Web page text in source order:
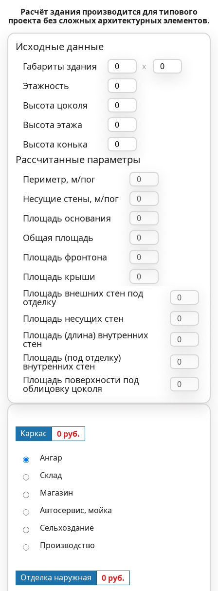
Расчёт здания производится для типового
проекта без сложных архитектурных элементов.
Исходные данные
Габариты здания x
Этажность
Высота цоколя
Высота этажа
Высота конька
Рассчитанные параметры
Периметр, м/пог
Несущие стены, м/пог
Площадь основания
Общая площадь
Площадь фронтона
Площадь крыши
Площадь внешних стен под
отделку
Площадь несущих стен
Площадь (длина) внутренних
стен
Площадь (под отделку)
внутренних стен
Площадь поверхности под
облицовку цоколя
Каркас 0 руб.
Ангар
Склад
Магазин
Автосервис, мойка
Сельхоздание
Производство
Отделка наружная 0 руб.